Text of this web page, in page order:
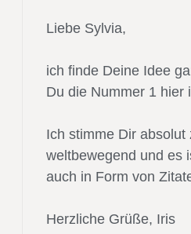
Liebe Sylvia,
ich finde Deine Idee
Du die Nummer 1 hier
Ich stimme Dir
weltbewegend und es
auch in Form von
Herzliche Grüße, Iris